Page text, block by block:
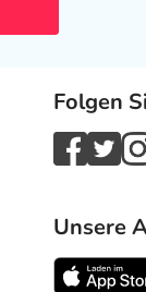
Folgen
Unsere